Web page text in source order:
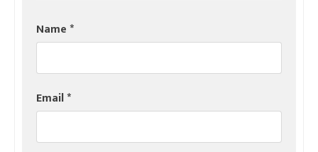
Name*
Email*